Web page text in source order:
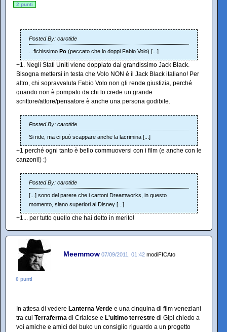
2 punti
Posted By: carotide
...fichissimo Po (peccato che lo doppi Fabio Volo) [...]
+1. Negli Stati Uniti viene doppiato dal grandissimo Jack Black.
Bisogna mettersi in testa che Volo NON è il Jack Black italiano! Per
altro, chi sopravvaluta Fabio Volo non gli rende giustizia, perché
quando non è pompato da chi lo crede un grande
scrittore/attore/pensatore è anche una persona godibile.
Posted By: carotide
Si ride, ma ci può scappare anche la lacrimina [...]
+1 perché ogni tanto è bello commuoversi con i film (e anche con le
canzoni!) :)
Posted By: carotide
[...] sono del parere che i cartoni Dreamworks, in questo
momento, siano superiori ai Disney [...]
+1... per tutto quello che hai detto in merito!
Meemmow 07/09/2011, 01:42 modiFICAto
0 punti
In attesa di vedere Lanterna Verde e una cinquina di film veneziani
tra cui Terraferma di Crialese e L'ultimo terrestre di Gipi chiedo a
voi amiche e amici del buko un consiglio riguardo a un progetto